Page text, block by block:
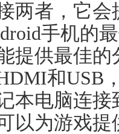
两者，它
手机的
提供最佳
和USB
本电脑连
以为游戏